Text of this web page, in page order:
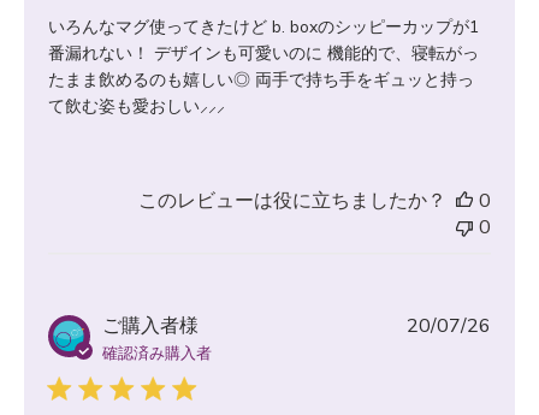
いろんなマグ使ってきたけど b. boxのシッピーカップが1
番漏れない！ デザインも可愛いのに 機能的で、寝転がっ
たまま飲めるのも嬉しい◎ 両手で持ち手をギュッと持っ
て飲む姿も愛おしい⸝⸝⸝
このレビューは役に立ちましたか？
0
0
ご購入者様
確認済み購入者
20/07/26